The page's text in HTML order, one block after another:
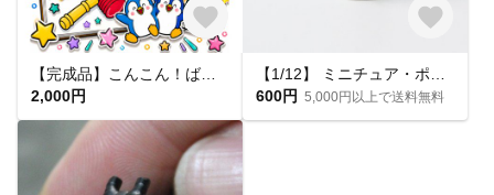
【完成品】こんこん！ばりっ！ スケッチブックシアター 保育 誕生日会 出し物 保育教材 施設 幼稚園
2,000円
600円 5,000円以上で送料無料